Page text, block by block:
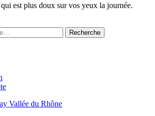
est plus doux sur vos yeux la journée.
Recherche